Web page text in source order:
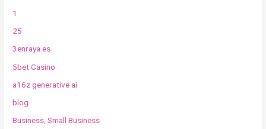
1
25
3enraya.es
5bet Casino
a16z generative ai
blog
Business, Small Business